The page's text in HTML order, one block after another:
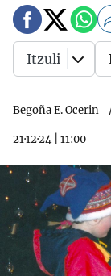
Begoña E. Ocerin
21·12·24 11:00
Itzuli